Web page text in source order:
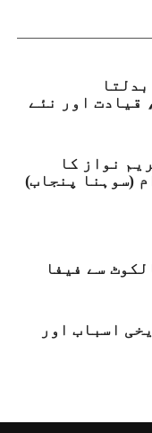
قیادت اور نئے
نواز کا
(سوہنا پنجاب)
سے فیفا
اسباب اور